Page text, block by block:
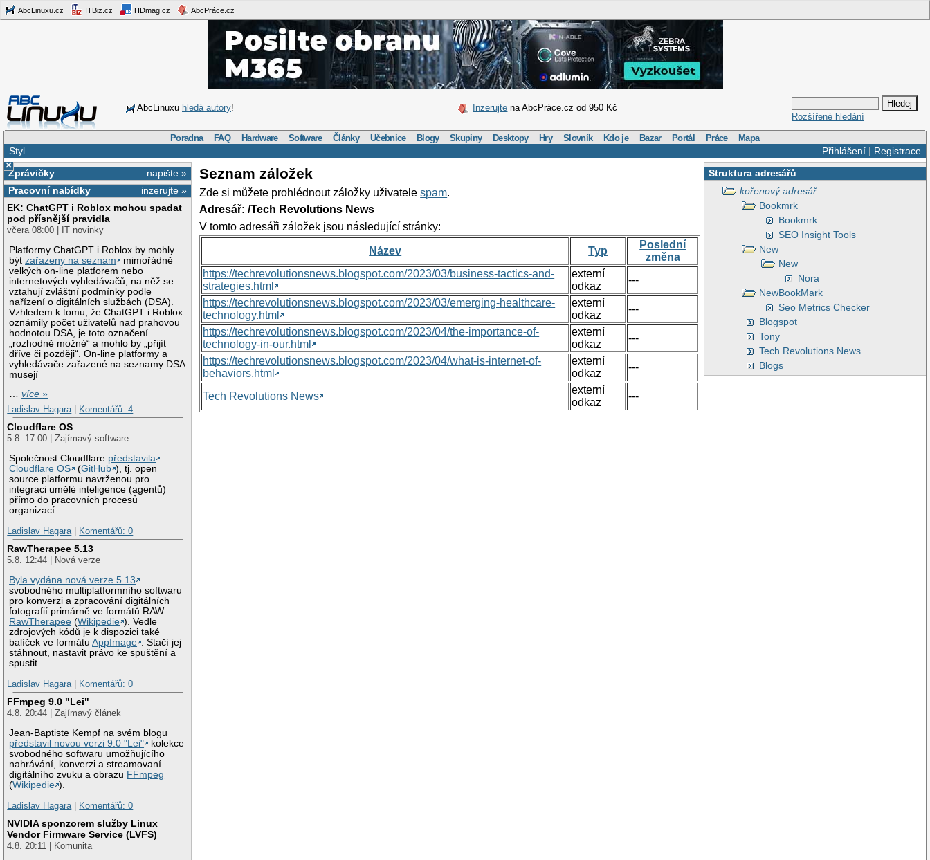
AbcLinuxu.cz ITBiz.cz HDmag.cz AbcPráce.cz
AbcLinuxu hledá autory! Inzerujte na AbcPráce.cz od 950 Kč
Rozšířené hledání
Poradna FAQ Hardware Software Články Učebnice Blogy Skupiny Desktopy Hry Slovník Kdo je Bazar Portál Práce Mapa
Přihlášení| Registrace
Styl
×
napište »
Zprávičky
inzerujte »
Pracovní nabídky
EK: ChatGPT i Roblox mohou spadat
pod přísnější pravidla
včera 08:00 | IT novinky
Platformy ChatGPT i Roblox by mohly
býtzařazeny na seznam
mimořádně
velkých on-line platforem nebo
internetových vyhledávačů, na něž se
vztahují zvláštní podmínky podle
nařízení o digitálních službách (DSA).
Vzhledem k tomu, že ChatGPT i Roblox
oznámily počet uživatelů nad prahovou
hodnotou DSA, je toto označení
„rozhodně možné“ a mohlo by „přijít
dříve či později“. On-line platformy a
vyhledávače zařazené na seznamy DSA
musejí
…více »
Ladislav Hagara
Komentářů: 4
Cloudflare OS
5.8. 17:00 | Zajímavý software
Společnost Cloudflare představila
Cloudflare OS
(GitHub ), tj. open
source platformu navrženou pro
integraci umělé inteligence (agentů)
přímo do pracovních procesů
organizací.
Ladislav Hagara
Komentářů: 0
RawTherapee 5.13
5.8. 12:44 | Nová verze
Byla vydána nová verze 5.13
svobodného multiplatformního softwaru
pro konverzi a zpracování digitálních
fotografií primárně ve formátů RAW
RawTherapee (Wikipedie ). Vedle
zdrojových kódů je k dispozici také
balíček ve formátuAppImage . Stačí jej
stáhnout, nastavit právo ke spuštění a
spustit.
Ladislav Hagara
Komentářů: 0
FFmpeg 9.0 "Lei"
4.8. 20:44 | Zajímavý článek
Jean-Baptiste Kempf na svém blogu
představil novou verzi 9.0 "Lei"
kolekce
svobodného softwaru umožňujícího
nahrávání, konverzi a streamovaní
digitálního zvuku a obrazu FFmpeg
(Wikipedie ).
Ladislav Hagara
Komentářů: 0
NVIDIA sponzorem služby Linux
Vendor Firmware Service (LVFS)
4.8. 20:11 | Komunita
Struktura adresářů
kořenový adresář
Bookmrk
Bookmrk
SEO Insight Tools
New
New
Nora
NewBookMark
Seo Metrics Checker
Blogspot
Tony
Tech Revolutions News
Blogs
Seznam záložek
Zde si můžete prohlédnout záložky uživatelespam.
Adresář: /Tech Revolutions News
V tomto adresáři záložek jsou následující stránky:
Název Typ
Poslední
změna
https://techrevolutionsnews.blogspot.com/2023/03/business-tactics-and-
strategies.html
externí
odkaz
---
https://techrevolutionsnews.blogspot.com/2023/03/emerging-healthcare-
technology.html
externí
odkaz
---
https://techrevolutionsnews.blogspot.com/2023/04/the-importance-of-
technology-in-our.html
externí
odkaz
---
https://techrevolutionsnews.blogspot.com/2023/04/what-is-internet-of-
behaviors.html
externí
odkaz
---
Tech Revolutions News
externí
odkaz
---